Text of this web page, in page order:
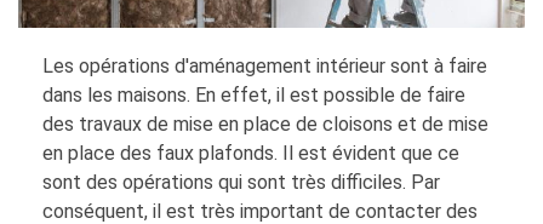
Les opérations d'aménagement intérieur sont à faire
dans les maisons. En effet, il est possible de faire
des travaux de mise en place de cloisons et de mise
en place des faux plafonds. Il est évident que ce
sont des opérations qui sont très difficiles. Par
conséquent, il est très important de contacter des